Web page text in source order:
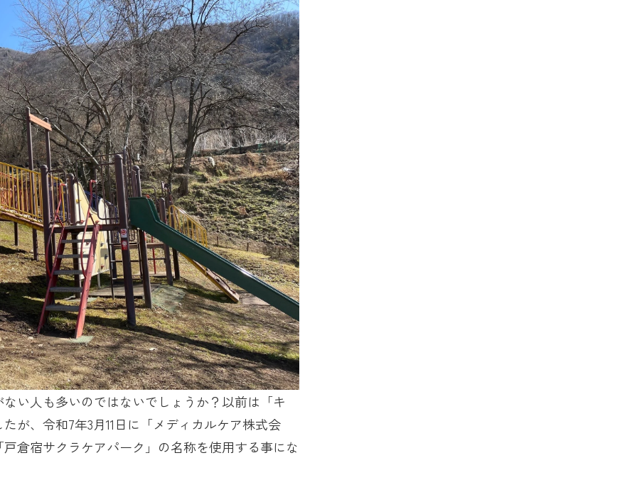
い人も多いのではないでしょうか？以前は「キ
が、令和7年3月11日に「メディカルケア株式会
倉宿サクラケアパーク」の名称を使用する事にな